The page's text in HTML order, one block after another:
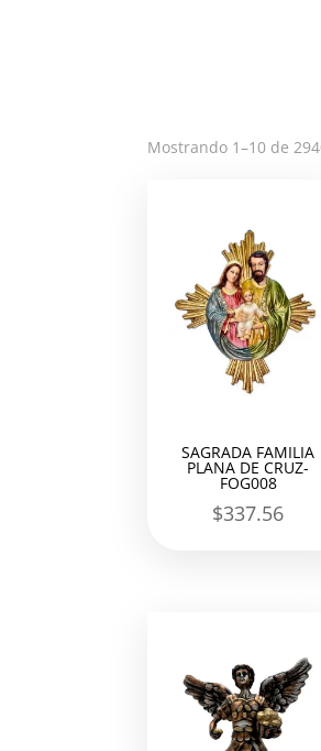
Mostrando 1–10 de
SAGRADA FAMILIA
PLANA DE CRUZ-
FOG008
$337.56